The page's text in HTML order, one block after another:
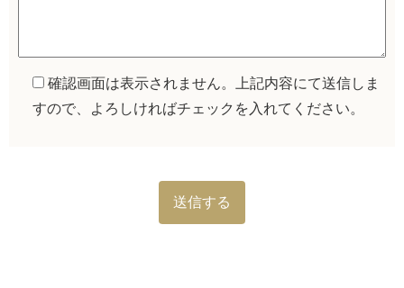
確認画面は表示されません。上記内容にて送信しま
すので、よろしければチェックを入れてください。